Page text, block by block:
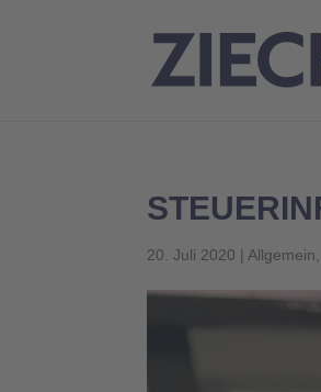
20. Juli 2020 | Allgemein